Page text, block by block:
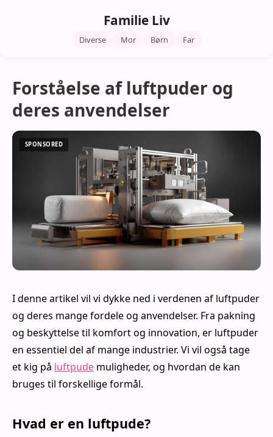
Familie Liv
Diverse Mor Børn Far
Forståelse af luftpuder og
deres anvendelser
I denne artikel vil vi dykke ned i verdenen af luftpuder
og deres mange fordele og anvendelser. Fra pakning
og beskyttelse til komfort og innovation, er luftpuder
en essentiel del af mange industrier. Vi vil også tage
et kig på luftpude muligheder, og hvordan de kan
bruges til forskellige formål.
Hvad er en luftpude?